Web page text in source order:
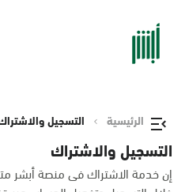
الرئيسية التسجيل
التسجيل والاشتراك
إن خدمة الاشتراك فى منصة أبشر